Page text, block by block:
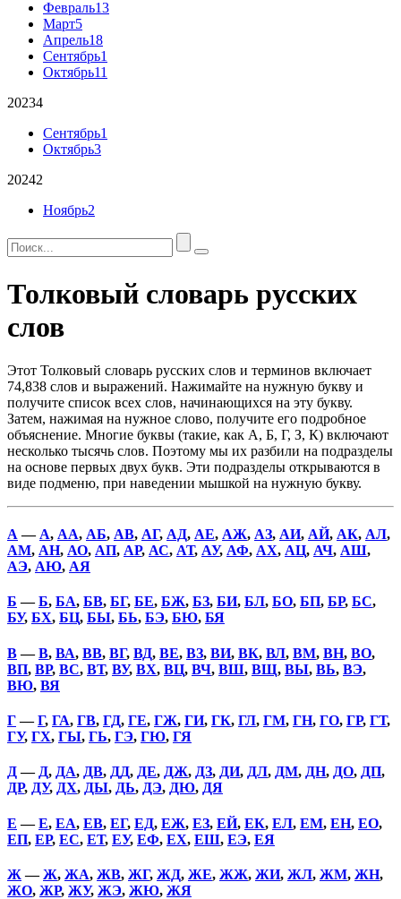
Февраль13
Март5
Апрель18
Сентябрь1
Октябрь11
20234
Сентябрь1
Октябрь3
20242
Ноябрь2
Толковый словарь русских
слов
Этот Толковый словарь русских слов и терминов включает
74,838 слов и выражений. Нажимайте на нужную букву и
получите список всех слов, начинающихся на эту букву.
Затем, нажимая на нужное слово, получите его подробное
объяснение. Многие буквы (такие, как А, Б, Г, З, К) включают
несколько тысячь слов. Поэтому мы их разбили на подразделы
на основе первых двух букв. Эти подразделы открываются в
виде подменю, при наведении мышкой на нужную букву.
А — А, АА, АБ, АВ, АГ, АД, АЕ, АЖ, АЗ, АИ, АЙ, АК, АЛ,
АМ, АН, АО, АП, АР, АС, АТ, АУ, АФ, АХ, АЦ, АЧ, АШ,
АЭ, АЮ, АЯ
Б —Б, БА, БВ, БГ, БЕ, БЖ, БЗ, БИ, БЛ, БО, БП, БР, БС,
БУ, БХ, БЦ, БЫ, БЬ, БЭ, БЮ, БЯ
В—В, ВА, ВВ, ВГ, ВД, ВЕ, ВЗ, ВИ, ВК, ВЛ, ВМ, ВН, ВО,
ВП, ВР, ВС, ВТ, ВУ, ВХ, ВЦ, ВЧ, ВШ, ВЩ, ВЫ, ВЬ, ВЭ,
ВЮ, ВЯ
Г—Г, ГА, ГВ, ГД, ГЕ, ГЖ, ГИ, ГК, ГЛ, ГМ, ГН, ГО, ГР, ГТ,
ГУ, ГХ, ГЫ, ГЬ, ГЭ, ГЮ, ГЯ
Д— Д, ДА, ДВ, ДД, ДЕ, ДЖ, ДЗ, ДИ, ДЛ, ДМ, ДН, ДО, ДП,
ДР, ДУ, ДХ, ДЫ, ДЬ, ДЭ, ДЮ, ДЯ
Е —Е, ЕА, ЕВ, ЕГ, ЕД, ЕЖ, ЕЗ, ЕЙ, ЕК, ЕЛ, ЕМ, ЕН, ЕО,
ЕП, ЕР, ЕС, ЕТ, ЕУ, ЕФ, ЕХ, ЕШ, ЕЭ, ЕЯ
Ж —Ж, ЖА, ЖВ, ЖГ, ЖД, ЖЕ, ЖЖ, ЖИ, ЖЛ, ЖМ, ЖН,
ЖО, ЖР, ЖУ, ЖЭ, ЖЮ, ЖЯ